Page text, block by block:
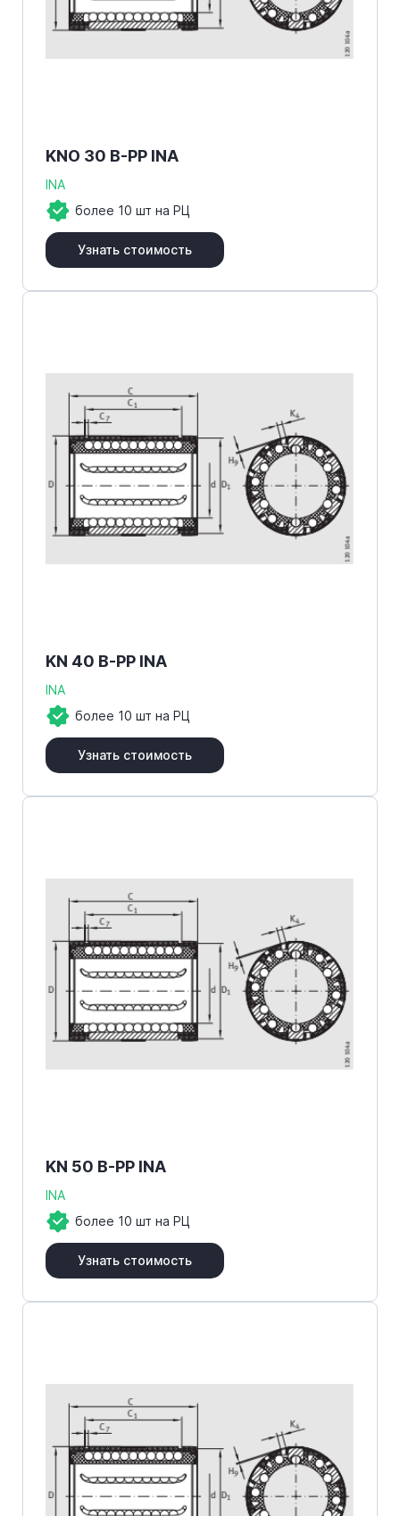
KNO 30 B-PP INA
INA
более 10 шт на РЦ
Узнать стоимость
KN 40 B-PP INA
INA
более 10 шт на РЦ
Узнать стоимость
KN 50 B-PP INA
INA
более 10 шт на РЦ
Узнать стоимость